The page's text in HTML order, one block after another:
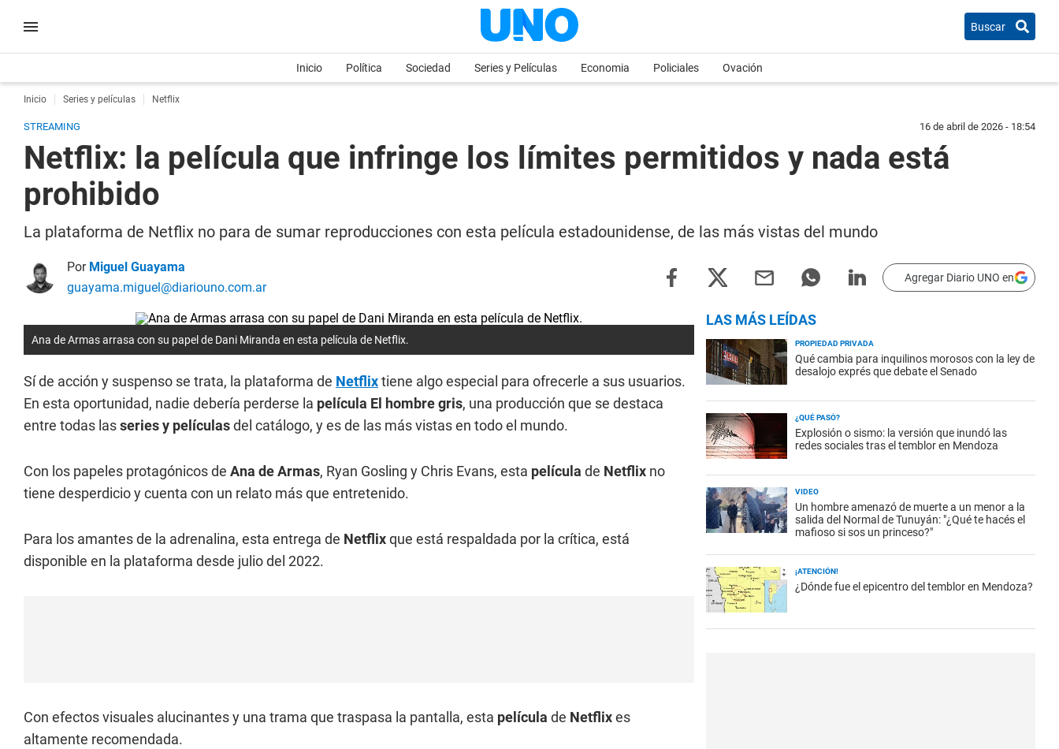
Buscar
Inicio Política Sociedad Series y Películas Economia Policiales Ovación
Inicio Series y películas Netflix
STREAMING 16 de abril de 2026 - 18:54
Netflix: la película que infringe los límites permitidos y nada está
prohibido
La plataforma de Netflix no para de sumar reproducciones con esta película estadounidense, de las más vistas del mundo
Por Miguel Guayama
guayama.miguel@diariouno.com.ar
Agregar Diario UNO en
Ana de Armas arrasa con su papel de Dani Miranda en esta película de Netflix.
Sí de acción y suspenso se trata, la plataforma de Netflixtiene algo especial para ofrecerle a sus usuarios.
En esta oportunidad, nadie debería perderse la película El hombre gris, una producción que se destaca
entre todas lasseries y películasdel catálogo, y es de las más vistas en todo el mundo.
Con los papeles protagónicos de Ana de Armas, Ryan Gosling y Chris Evans, esta película de Netflix no
tiene desperdicio y cuenta con un relato más que entretenido.
Para los amantes de la adrenalina, esta entrega de Netflixque está respaldada por la crítica, está
disponible en la plataforma desde julio del 2022.
Con efectos visuales alucinantes y una trama que traspasa la pantalla, esta película de Netflixes
altamente recomendada.
LAS MÁS LEÍDAS
PROPIEDAD PRIVADA
Qué cambia para inquilinos morosos con la ley de
desalojo exprés que debate el Senado
¿QUÉ PASÓ?
Explosión o sismo: la versión que inundó las
redes sociales tras el temblor en Mendoza
VIDEO
Un hombre amenazó de muerte a un menor a la
salida del Normal de Tunuyán: "¿Qué te hacés el
mafioso si sos un princeso?"
¡ATENCIÓN!
¿Dónde fue el epicentro del temblor en Mendoza?